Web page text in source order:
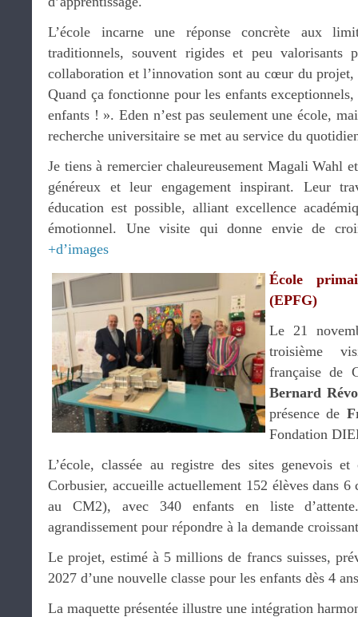
L’école incarne une réponse concrète aux
traditionnels, souvent rigides et peu valorisants
collaboration et l’innovation sont au cœur du
Quand ça fonctionne pour les enfants
enfants ! ». Eden n’est pas seulement une école,
recherche universitaire se met au service du
Je tiens à remercier chaleureusement Magali Wahl
généreux et leur engagement inspirant. Leur
éducation est possible, alliant excellence
émotionnel. Une visite qui donne envie de
+d’images
École
(EPFG)
Le 21
troisième
française de
Bernard
présence de
Fondation
L’école, classée au registre des sites genevois
Corbusier, accueille actuellement 152 élèves dans 6
au CM2), avec 340 enfants en liste
agrandissement pour répondre à la demande
Le projet, estimé à 5 millions de francs suisses,
2027 d’une nouvelle classe pour les enfants dès 4
La maquette présentée illustre une intégration